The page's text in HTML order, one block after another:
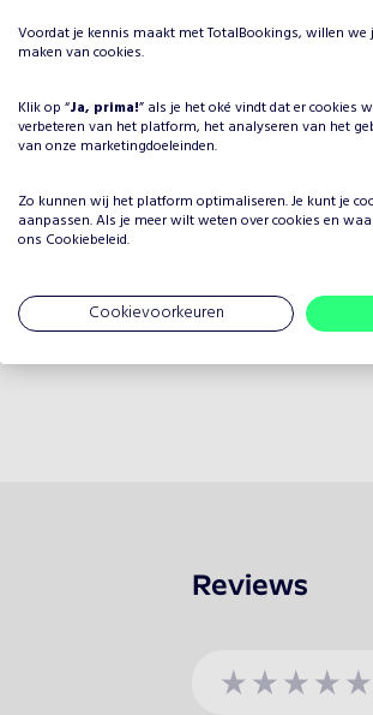
Reviews
Voordat je kennis maakt met TotalBookings, willen
maken van cookies.
Klik op “Ja, prima!” als je het oké vindt dat er cookies
verbeteren van het platform, het analyseren van het
van onze marketingdoeleinden.
Zo kunnen wij het platform optimaliseren. Je kunt je
aanpassen. Als je meer wilt weten over cookies en
ons Cookiebeleid.
Cookievoorkeuren